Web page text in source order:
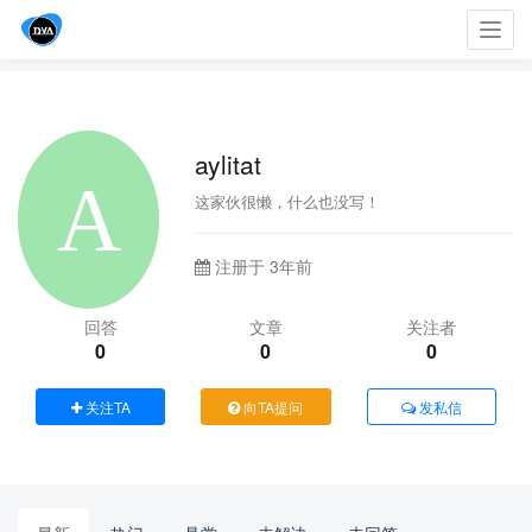
aylitat
这家伙很懒，什么也没写！
注册于 3年前
回答
0
文章
0
关注者
0
关注TA 向TA提问 发私信